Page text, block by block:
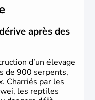
la dernière à régner
la Chine s'est
son indépendance
d'inventions avant-
utilisatrice du papier,
de la boussole et de
après des
d’un élevage
de 900 serpents,
Charriés par les
les reptiles